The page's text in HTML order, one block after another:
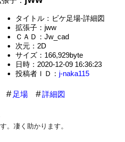
タイトル：ビケ足場-詳細図
拡張子：jww
ＣＡＤ：Jw_cad
次元：2D
サイズ：166,929byte
日時：2020-12-09 16:36:23
投稿者ＩＤ： j-naka115
足場 詳細図
。凄く助かります。